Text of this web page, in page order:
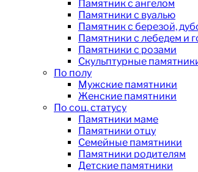
Памятник с ангелом
Памятники с вуалью
Памятник с березой,
Памятники с лебедем и
Памятники с розами
Скульптурные
По полу
Мужские памятники
Женские памятники
По соц. статусу
Памятники маме
Памятники отцу
Семейные памятники
Памятники родителям
Детские памятники